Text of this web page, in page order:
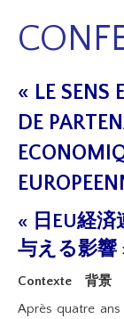
« LE SENS
DE
« 日EU経
与える影響
Contexte
背景
Après quatre